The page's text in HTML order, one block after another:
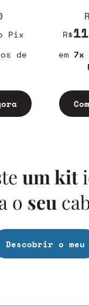
Pix
R$
7
um kit
o seu
Descobrir o meu